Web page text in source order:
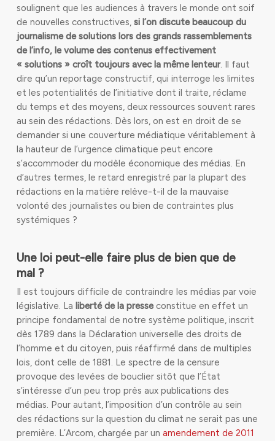
soulignent que les audiences à travers le monde ont soif
de nouvelles constructives, si l’on discute beaucoup du
journalisme de solutions lors des grands rassemblements
de l’info, le volume des contenus effectivement
« solutions » croît toujours avec la même lenteur. Il faut
dire qu’un reportage constructif, qui interroge les limites
et les potentialités de l’initiative dont il traite, réclame
du temps et des moyens, deux ressources souvent rares
au sein des rédactions. Dès lors, on est en droit de se
demander si une couverture médiatique véritablement à
la hauteur de l’urgence climatique peut encore
s’accommoder du modèle économique des médias. En
d’autres termes, le retard enregistré par la plupart des
rédactions en la matière relève-t-il de la mauvaise
volonté des journalistes ou bien de contraintes plus
systémiques ?
Une loi peut-elle faire plus de bien que de
mal ?
Il est toujours difficile de contraindre les médias par voie
législative. La liberté de la presseconstitue en effet un
principe fondamental de notre système politique, inscrit
dès 1789 dans la Déclaration universelle des droits de
l’homme et du citoyen, puis réaffirmé dans de multiples
lois, dont celle de 1881. Le spectre de la censure
provoque des levées de bouclier sitôt que l’État
s’intéresse d’un peu trop près aux publications des
médias. Pour autant, l’imposition d’un contrôle au sein
des rédactions sur la question du climat ne serait pas une
première. L’Arcom, chargée par un amendement de 2011